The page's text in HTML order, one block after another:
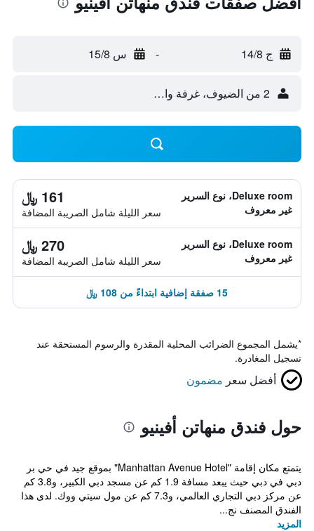
ج 14/8 - س 15/8
2 من الضيوف، غرفة واحدة
Deluxe room، نوع السرير
غير معروف
161 ﷼
سعر الليلة شامل الصريبة المضافة
Deluxe room، نوع السرير
غير معروف
270 ﷼
سعر الليلة شامل الصريبة المضافة
15 صفقة إضافية ابتداءً من 108 ﷼
*يشمل المجموع الضرائب المحلية المقدرة والرسوم المستحقة عند
تسجيل المغادرة.
أفضل سعر مضمون
حول فندق منهاتن أفينيو
يتمتع مكان إقامة "Manhattan Avenue Hotel" بموقع جيد في حي بر
دبي في دبي حيث يبعد مسافة 1.9 كم عن مسجد دبي الكبير، و3.8 كم
عن مركز دبي التجاري العالمي، و7.3 كم عن مول سيتي ووك. لدى هذا
الفندق المصنف نج...
المزيد